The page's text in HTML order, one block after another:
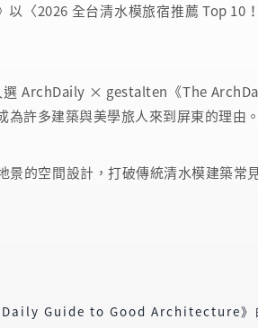
〈2026 全台清水模旅宿推薦 Top 10
選 ArchDaily × gestalten《The
許多建築與美學旅人來到屏東的理由。
的空間設計，打破傳統清水模建築常
Guide to Good Architecture》